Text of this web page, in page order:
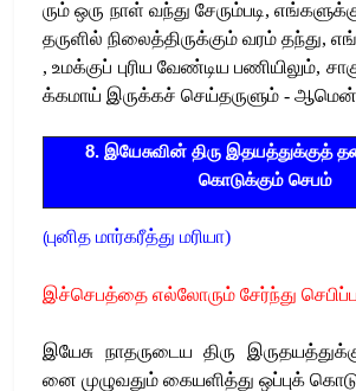
ரும் ஒரு நாள் வந்து சேரும்படி,
தருளில் நிலைத்திருக்கும் வரம் தந்து,
,உமக்குப் புரிய வேண்டிய பணியிலும்,
க்கமாய் இருக்கச் செய்தருளும் - ஆமென்
8. இயேசுவின் திரு இதயத்துக்குத்
கொடுக்கும் செபம்
(புனித மார்கரீத்து மரியா)
இச்செபத்தை எல்லோரும் சேர்ந்து
இயேசு நாதருடைய திரு
னை முழுவதும் கையளித்து ஒப்புக்